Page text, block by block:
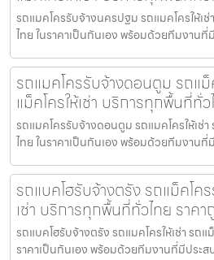
รถแมคโครรับจ้างนครปฐม รถแมคโครให้เ
ไทย ในราคาเป็นกันเอง พร้อมด้วยทีมงาน
รถแมคโครรับจ้างดอนตูม รถแม็
แม็คโครให้เช่า บริการทุกพื้นที่ทั่
รถแมคโครรับจ้างดอนตูม รถแมคโครให้เช่
ไทย ในราคาเป็นกันเอง พร้อมด้วยทีมงาน
รถแบคโฮรับจ้างตรัง รถแม็คโค
เช่า บริการทุกพื้นที่ทั่วไทย ราคา
รถแบคโฮรับจ้างตรัง รถแมคโครให้เช่า รถ
ราคาเป็นกันเอง พร้อมด้วยทีมงานที่มีประส